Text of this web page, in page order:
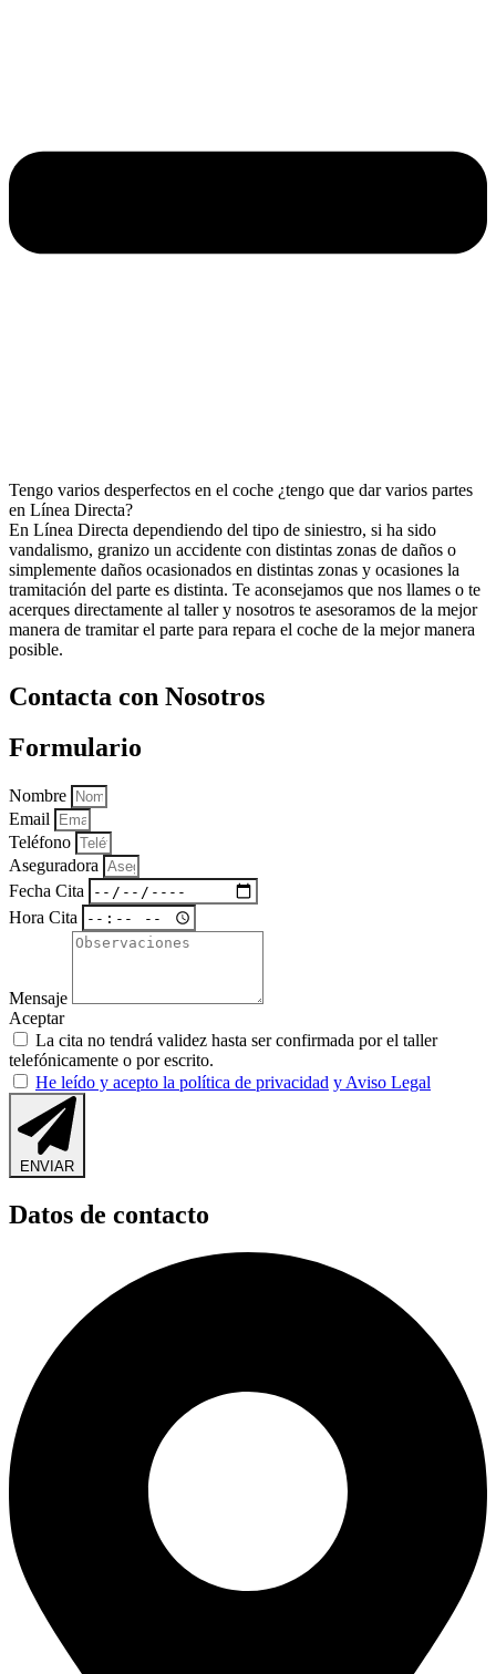
Tengo varios desperfectos en el coche ¿tengo que dar varios partes
en Línea Directa?
En Línea Directa dependiendo del tipo de siniestro, si ha sido
vandalismo, granizo un accidente con distintas zonas de daños o
simplemente daños ocasionados en distintas zonas y ocasiones la
tramitación del parte es distinta. Te aconsejamos que nos llames o te
acerques directamente al taller y nosotros te asesoramos de la mejor
manera de tramitar el parte para repara el coche de la mejor manera
posible.
Contacta con Nosotros
Formulario
Nombre
Email
Teléfono
Aseguradora
Fecha Cita
Hora Cita
Mensaje
Aceptar
La cita no tendrá validez hasta ser confirmada por el taller
telefónicamente o por escrito.
He leído y acepto la política de privacidad y Aviso Legal
ENVIAR
Datos de contacto